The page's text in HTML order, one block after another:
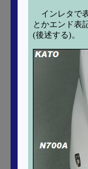
インレタで
とかエンド表
(後述する)。